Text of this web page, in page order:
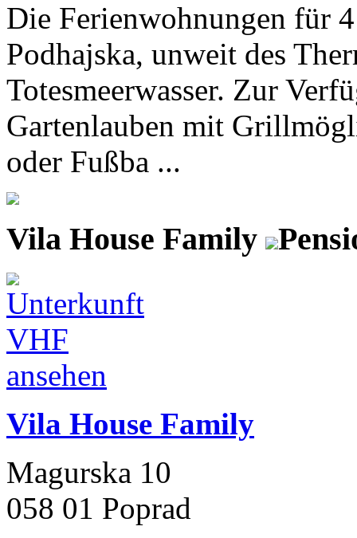
Die Ferienwohnungen für
Podhajska, unweit des
Totesmeerwasser. Zur
Gartenlauben mit
oder Fußba ...
Vila House Family
Vila House Family
Magurska 10
058 01 Poprad